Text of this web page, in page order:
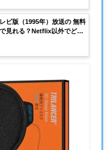
ビ版（1995年）放送の 無料
見れる？Netflix以外でどこ